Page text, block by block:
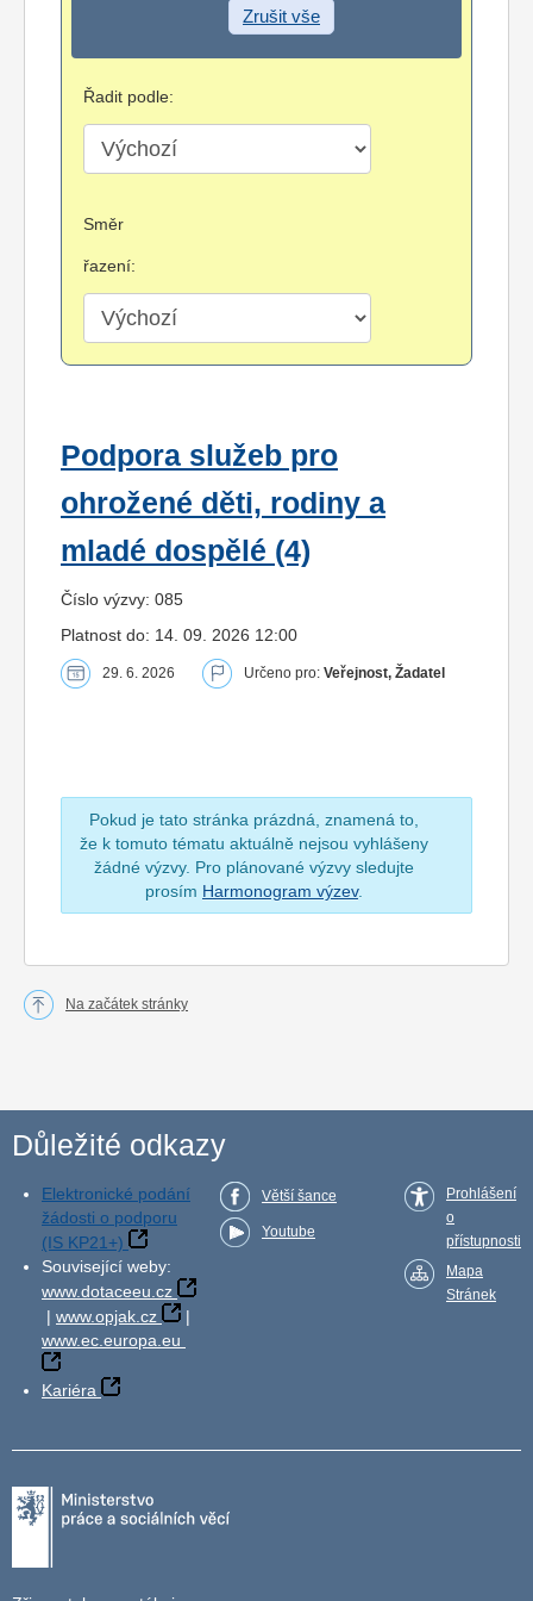
Zrušit vše
Řadit podle:
Směr
řazení:
Podpora služeb pro
ohrožené děti, rodiny a
mladé dospělé (4)
Číslo výzvy: 085
Platnost do: 14. 09. 2026 12:00
29. 6. 2026 Určeno pro: Veřejnost, Žadatel
Pokud je tato stránka prázdná, znamená to,
že k tomuto tématu aktuálně nejsou vyhlášeny
žádné výzvy. Pro plánované výzvy sledujte
prosím Harmonogram výzev.
Na začátek stránky
Důležité odkazy
Elektronické podání
žádosti o podporu
(IS KP21+)
Související weby:
www.dotaceeu.cz
| www.opjak.cz
|
www.ec.europa.eu
Kariéra
Větší šance
Youtube
Prohlášení
o
přístupnosti
Mapa
Stránek